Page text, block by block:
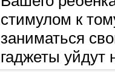
стимулом к
заниматься
гаджеты уйдут